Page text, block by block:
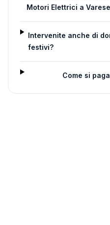
Motori Elettrici a
Intervenite anche di
festivi?
Come si